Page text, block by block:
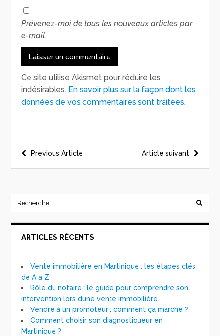
Prévenez-moi de tous les nouveaux articles par
e-mail.
Ce site utilise Akismet pour réduire les
indésirables. En savoir plus sur la façon dont les
données de vos commentaires sont traitées.
Article suivant
Previous Article
ARTICLES RÉCENTS
Vente immobilière en Martinique : les étapes clés
de A à Z
Rôle du notaire : le guide pour comprendre son
intervention lors d’une vente immobilière
Vendre à un promoteur : comment ça marche ?
Comment choisir son diagnostiqueur en
Martinique ?